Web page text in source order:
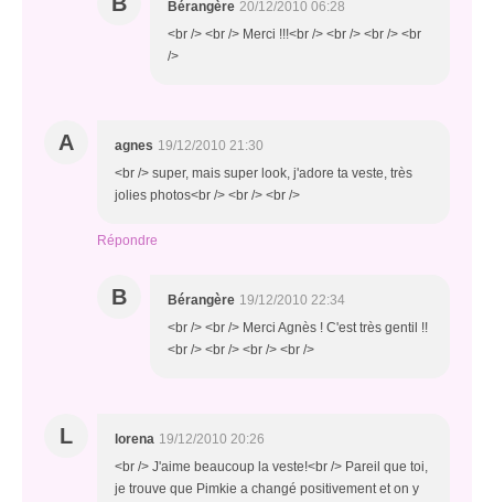
Bérangère 20/12/2010 06:28
<br /> <br /> Merci !!!<br /> <br /> <br /> <br
/>
A agnes 19/12/2010 21:30
<br /> super, mais super look, j'adore ta veste, très
jolies photos<br /> <br /> <br />
Répondre
B Bérangère 19/12/2010 22:34
<br /> <br /> Merci Agnès ! C'est très gentil !!
<br /> <br /> <br /> <br />
L lorena 19/12/2010 20:26
<br /> J'aime beaucoup la veste!<br /> Pareil que toi,
je trouve que Pimkie a changé positivement et on y